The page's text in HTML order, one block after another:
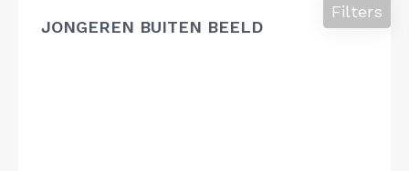
JONGEREN BUITEN BEELD
Filters